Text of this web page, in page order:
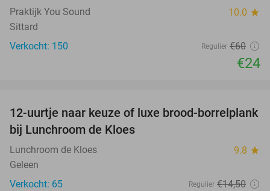
Praktijk You Sound 10.0 star
Sittard
Verkocht: 150
Regulier €60
€24
21%
12-uurtje naar keuze of luxe brood-borrelplank
bij Lunchroom de Kloes
Lunchroom de Kloes 9.8 star
Geleen
Verkocht: 65
Regulier €14,50